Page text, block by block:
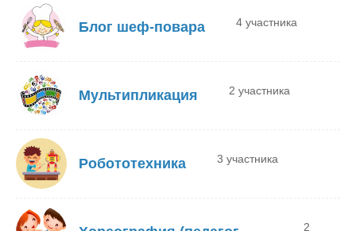
Блог шеф-повара 4 участника
Мультипликация 2 участника
Робототехника 3 участника
2